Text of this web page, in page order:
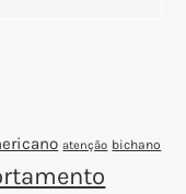
atenção bichano